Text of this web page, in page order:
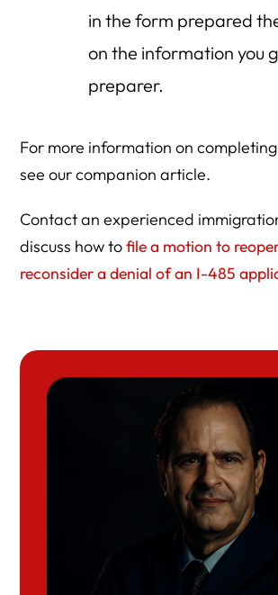
in the form prepared
on the information you
preparer.
For more information on
see our companion article.
Contact an experienced
discuss how tofile a motion to
reconsider a denial of an I-485